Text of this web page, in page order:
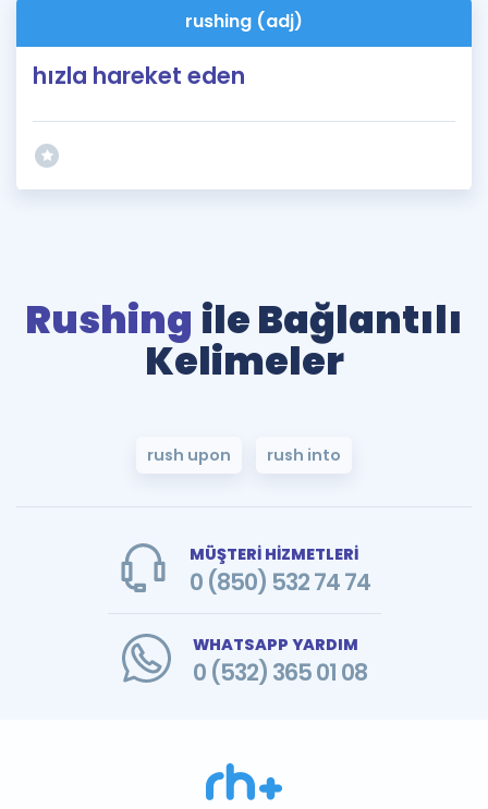
rushing (adj)
hızla hareket eden
Rushing ile Bağlantılı
Kelimeler
rush upon rush into
MÜŞTERİ HİZMETLERİ
0 (850) 532 74 74
WHATSAPP YARDIM
0 (532) 365 01 08